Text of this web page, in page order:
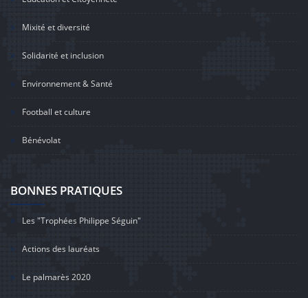
Mixité et diversité
Solidarité et inclusion
Environnement & Santé
Football et culture
Bénévolat
BONNES PRATIQUES
Les "Trophées Philippe Séguin"
Actions des lauréats
Le palmarès 2020